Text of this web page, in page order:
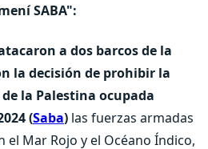
SABA":
a dos barcos de la
la decisión de prohibir la
la Palestina ocupada
(Saba) las fuerzas armadas
el Mar Rojo y el Océano Índico,